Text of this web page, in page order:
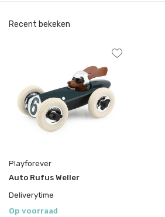
Recent bekeken
Playforever
Auto Rufus Weller
Deliverytime
Op voorraad